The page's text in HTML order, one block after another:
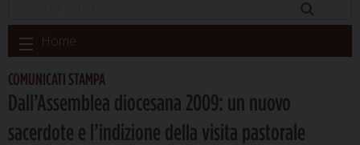
Skip
to
content
Home
COMUNICATI STAMPA
Dall’Assemblea diocesana 2009: un nuovo
sacerdote e l’indizione della visita pastorale